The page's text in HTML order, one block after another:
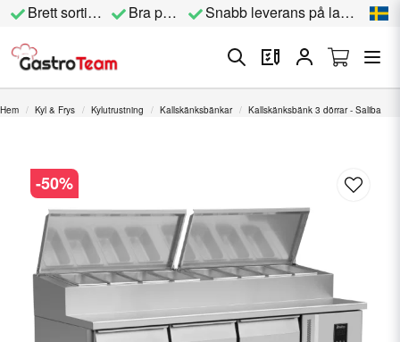
Brett sortiment Bra priser Snabb leverans på lagervara
Hem Kyl & Frys Kylutrustning Kallskänksbänkar Kallskänksbänk 3 dörrar - Saliba
-50%